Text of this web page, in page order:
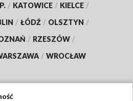
/ KATOWICE / KIELCE /
/ ŁÓDŹ / OLSZTYN /
/ RZESZÓW /
/ WROCŁAW